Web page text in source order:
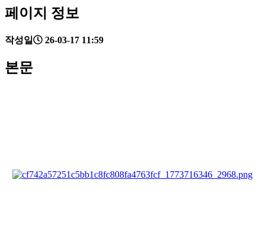
페이지 정보
작성일 26-03-17 11:59
본문